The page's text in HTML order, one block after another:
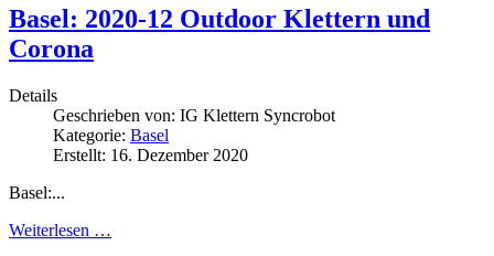
Basel: 2020-12 Outdoor Klettern und
Corona
Details
Geschrieben von: IG Klettern Syncrobot
Kategorie: Basel
Erstellt: 16. Dezember 2020
Basel:...
Weiterlesen …